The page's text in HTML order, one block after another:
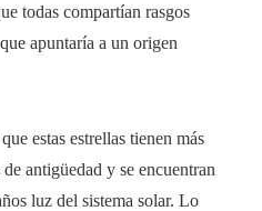
todas compartían rasgos
apuntaría a un origen
estas estrellas tienen más
antigüedad y se encuentran
luz del sistema solar. Lo